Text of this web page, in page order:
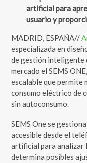
artificial para
usuario y
MADRID, ESPAÑA//
especializada en
de gestión inteligente
mercado el SEMS
escalable que
consumo eléctrico de
sin autoconsumo.
SEMS One se
accesible desde el
artificial para analizar
determina posibles